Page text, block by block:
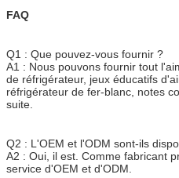
FAQ
Q1 : Que pouvez-vous fournir ?
A1 : Nous pouvons fournir tout
de réfrigérateur, jeux éducatifs
réfrigérateur de fer-blanc, notes
suite.
Q2 : L'OEM et l'ODM sont-ils
A2 : Oui, il est. Comme fabricant
service d'OEM et d'ODM.